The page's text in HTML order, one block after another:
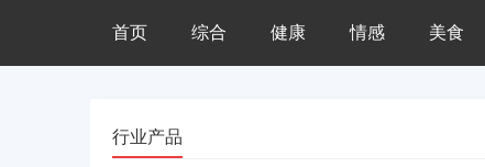
首页 综合 健康 情感 美食
行业产品